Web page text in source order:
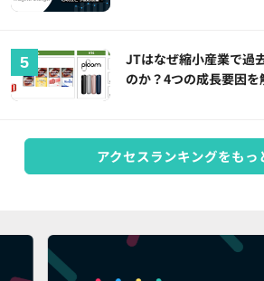
JTはなぜ縮小産業で過
のか？4つの成長要因を
アクセスランキングをもっ